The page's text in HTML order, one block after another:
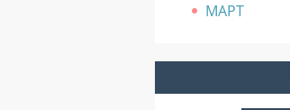
МАРТ